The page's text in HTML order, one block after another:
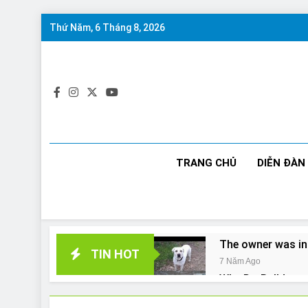
Skip
Thứ Năm, 6 Tháng 8, 2026
TRANG CHỦ DIỄN ĐÀN
TIN HOT
The owner was
7 Năm Ago
Why Do
7 Năm Ago